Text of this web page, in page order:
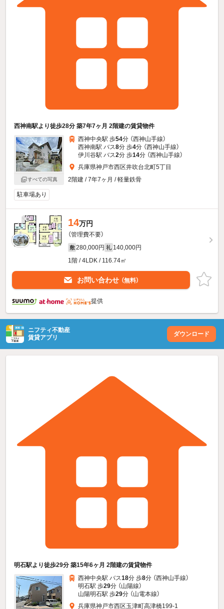
西神南駅より徒歩28分 築7年7ヶ月 2階建の賃貸物件
すべての写真
西神中央駅 歩54分 （西神山手線）
西神南駅 バス8分 歩4分 （西神山手線）
伊川谷駅 バス2分 歩14分 （西神山手線）
兵庫県神戸市西区井吹台北町5丁目
2階建 / 7年7ヶ月 / 軽量鉄骨
駐車場あり
14万円
（管理費不要）
敷 280,000円 礼 140,000円
1階 / 4LDK / 116.74㎡
お問い合わせ （無料）
提供
ニフティ不動産
賃貸アプリ
ダウンロード
明石駅より徒歩29分 築15年6ヶ月 2階建の賃貸物件
西神中央駅 バス18分 歩8分 （西神山手線）
明石駅 歩29分 （山陽線）
山陽明石駅 歩29分 （山電本線）
兵庫県神戸市西区玉津町高津橋199-1